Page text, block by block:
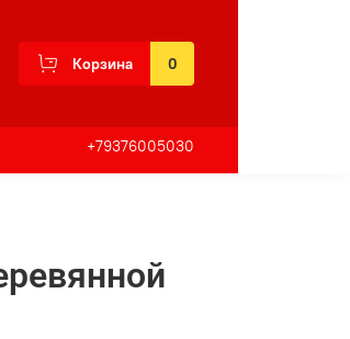
Корзина 0
+79376005030